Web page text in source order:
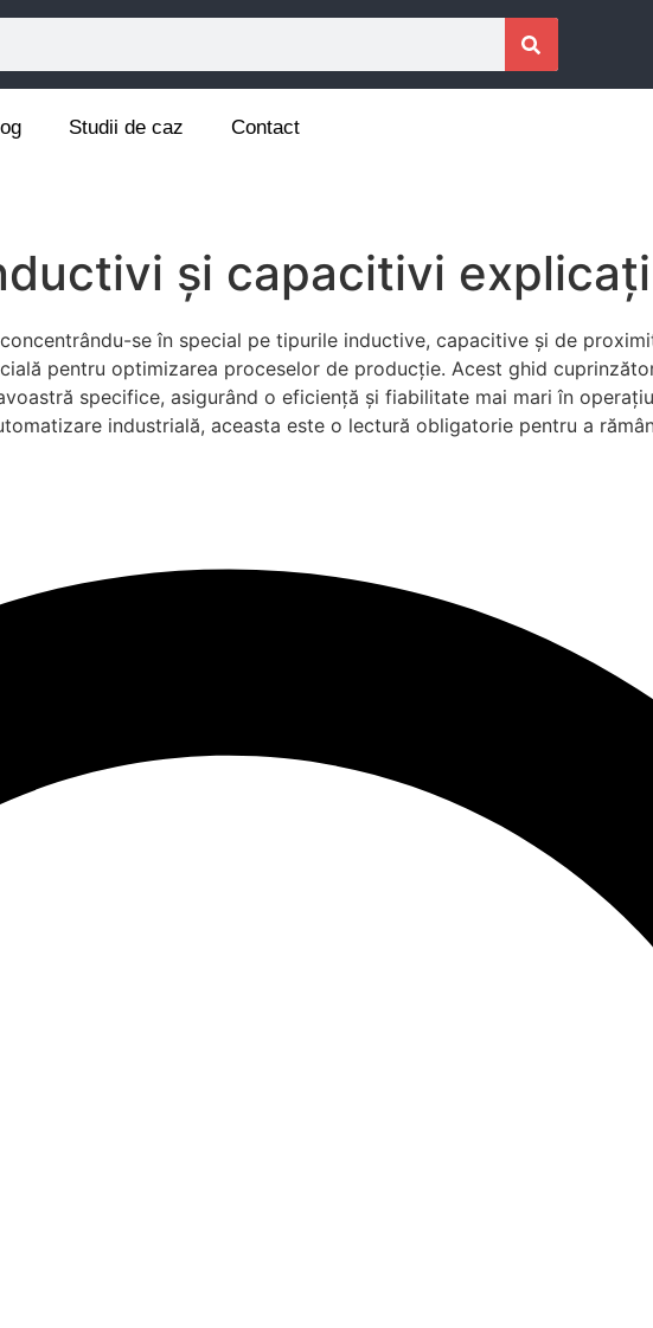
Studii de caz Contact
și capacitivi explicați
se în special pe tipurile inductive, capacitive și de
pentru optimizarea proceselor de producție. Acest ghid
specifice, asigurând o eficiență și fiabilitate mai mari în
industrială, aceasta este o lectură obligatorie pentru a